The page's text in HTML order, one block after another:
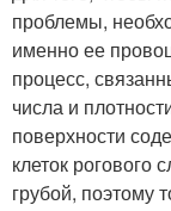
проблемы,
именно ее
процесс,
числа и
поверхности
клеток рогового
грубой, поэтому